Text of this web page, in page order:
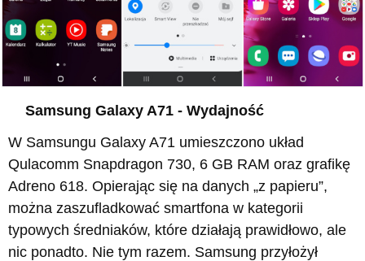
Samsung Galaxy A71 - Wydajność
W Samsungu Galaxy A71 umieszczono układ
Qulacomm Snapdragon 730, 6 GB RAM oraz grafikę
Adreno 618. Opierając się na danych „z papieru”,
można zaszufladkować smartfona w kategorii
typowych średniaków, które działają prawidłowo, ale
nic ponadto. Nie tym razem. Samsung przyłożył